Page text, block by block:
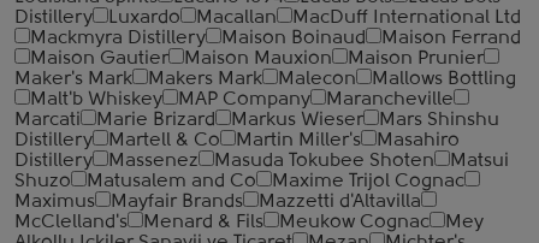
Distillery
Luxardo Macallan
MacDuff International Ltd
Mackmyra Distillery
Maison Boinaud
Maison Ferrand
Maison Gautier
Maison Mauxion
Maison Prunier
Maker's Mark
Makers Mark Malecon
Mallows Bottling
Malt'b Whiskey
MAP Company
Marancheville
Marcati
Marie Brizard Markus Wieser
Mars Shinshu
Distillery
Martell & Co Martin Miller's
Masahiro
Distillery
Massenez Masuda Tokubee Shoten
Matsui
Shuzo
Matusalem and Co
Maxime Trijol Cognac
Maximus
Mayfair Brands
Mazzetti d'Altavilla
McClelland's
Menard & Fils Meukow Cognac
Mey